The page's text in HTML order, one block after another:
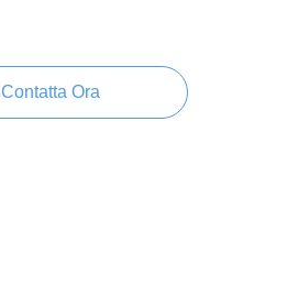
Contatta Ora